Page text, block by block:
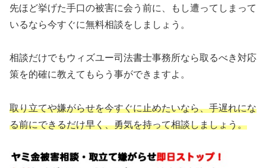
先ほど挙げた手口の被害に会う前に、もし遭ってしまって
いるなら今すぐに無料相談をしましょう。
相談だけでもウィズユー司法書士事務所なら取るべき対応
策を的確に教えてもらう事ができますよ。
取り立てや嫌がらせを今すぐに止めたいなら、手遅れにな
る前にできるだけ早く、勇気を持って相談しましょう。